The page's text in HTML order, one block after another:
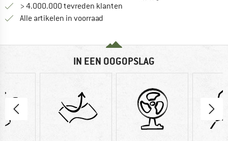
> 4.000.000 tevreden klanten
Alle artikelen in voorraad
IN EEN OOGOPSLAG